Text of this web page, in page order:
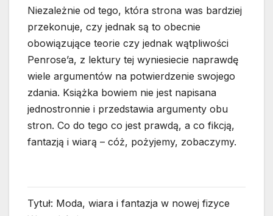
Niezależnie od tego, która strona was bardziej
przekonuje, czy jednak są to obecnie
obowiązujące teorie czy jednak wątpliwości
Penrose’a, z lektury tej wyniesiecie naprawdę
wiele argumentów na potwierdzenie swojego
zdania. Książka bowiem nie jest napisana
jednostronnie i przedstawia argumenty obu
stron. Co do tego co jest prawdą, a co fikcją,
fantazją i wiarą – cóż, pożyjemy, zobaczymy.
Tytuł: Moda, wiara i fantazja w nowej fizyce